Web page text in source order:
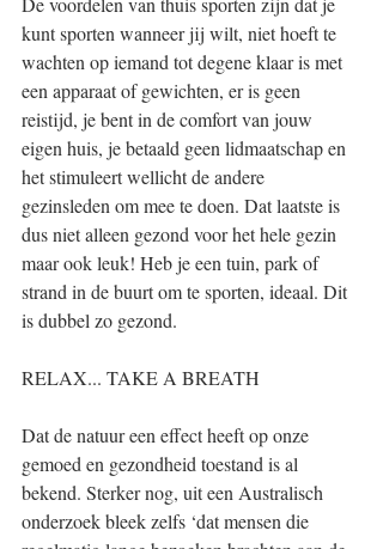
kunt sporten wanneer jij wilt, niet hoeft te
wachten op iemand tot degene klaar is met
een apparaat of gewichten, er is geen
reistijd, je bent in de comfort van jouw
eigen huis, je betaald geen lidmaatschap en
het stimuleert wellicht de andere
gezinsleden om mee te doen. Dat laatste is
dus niet alleen gezond voor het hele gezin
maar ook leuk! Heb je een tuin, park of
strand in de buurt om te sporten, ideaal. Dit
is dubbel zo gezond.
RELAX... TAKE A BREATH
Dat de natuur een effect heeft op onze
gemoed en gezondheid toestand is al
bekend. Sterker nog, uit een Australisch
onderzoek bleek zelfs ‘dat mensen die